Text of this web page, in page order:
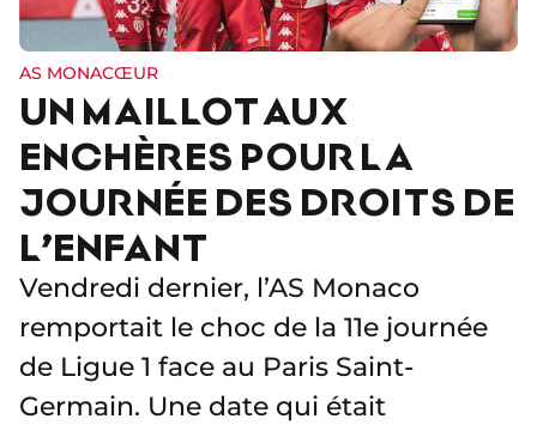
AS MONACŒUR
UN MAILLOT AUX
ENCHÈRES POUR LA
JOURNÉE DES DROITS DE
L’ENFANT
Vendredi dernier, l’AS Monaco
remportait le choc de la 11e journée
de Ligue 1 face au Paris Saint-
Germain. Une date qui était